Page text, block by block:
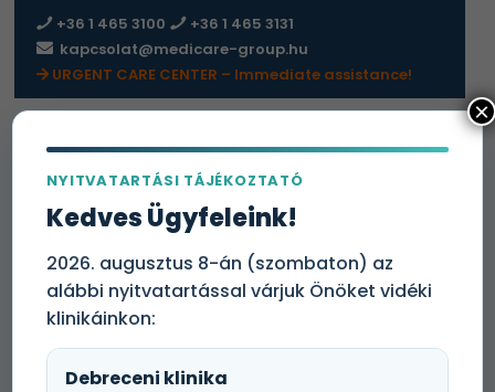
+36 1 465 3100
+36 1 465 3131
kapcsolat@medicare-group.hu
URGENT CARE CENTER – Immediate assistance!
NYITVATARTÁSI TÁJÉKOZTATÓ
Kedves Ügyfeleink!
2026. augusztus 8-án (szombaton) az
alábbi nyitvatartással várjuk Önöket vidéki
klinikáinkon:
Debreceni klinika
×